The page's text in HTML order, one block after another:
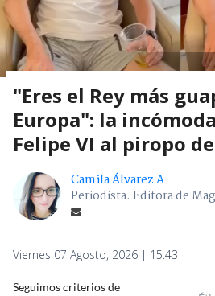
"Eres el Rey más
Europa": la
Felipe VI al piropo
Camila Álvarez A
Periodista. Editora de
Viernes 07 Agosto, 2026 | 15:43
Seguimos criterios de